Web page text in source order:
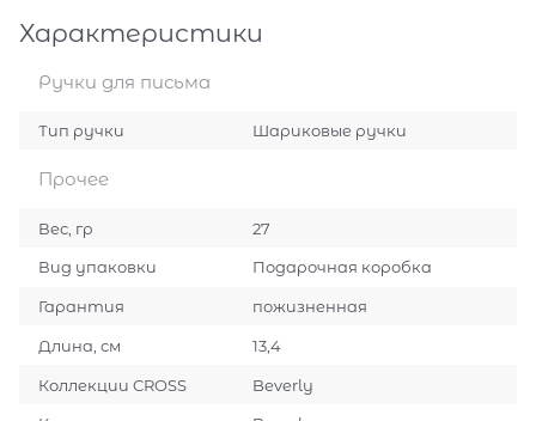
Характеристики
Ручки для письма
Тип ручки Шариковые ручки
Прочее
Вес, гр 27
Вид упаковки Подарочная коробка
Гарантия пожизненная
Длина, см 13,4
Коллекции CROSS Beverly